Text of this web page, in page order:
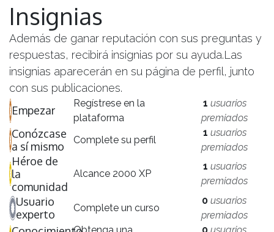
Insignias
Además de ganar reputación con sus preguntas y
respuestas, recibirá insignias por su ayuda.Las
insignias aparecerán en su página de perfil, junto
con sus publicaciones.
Empezar
Regístrese en la
plataforma
1 usuarios
premiados
Conózcase
a sí mismo
Complete su perfil
1 usuarios
premiados
Héroe de
la
comunidad
Alcance 2000 XP
1 usuarios
premiados
Usuario
experto
Complete un curso
0 usuarios
premiados